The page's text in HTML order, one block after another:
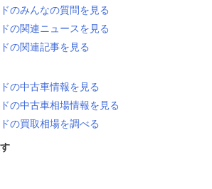
のみんなの質問を見る
の関連ニュースを見る
の関連記事を見る
の中古車情報を見る
の中古車相場情報を見る
の買取相場を調べる